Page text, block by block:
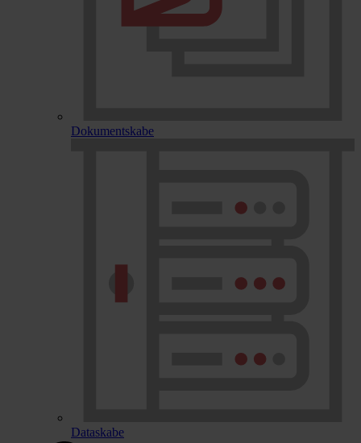
Dokumentskabe
Dataskabe